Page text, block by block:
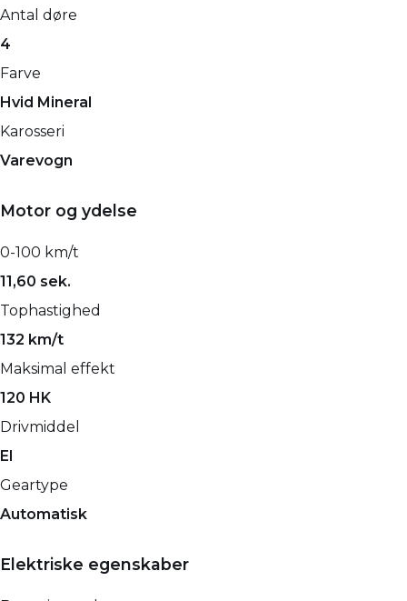
Antal døre
4
Farve
Hvid Mineral
Karosseri
Varevogn
Motor og ydelse
0-100 km/t
11,60 sek.
Tophastighed
132 km/t
Maksimal effekt
120 HK
Drivmiddel
El
Geartype
Automatisk
Elektriske egenskaber